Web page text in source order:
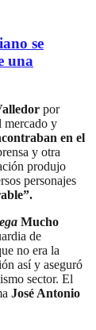
se
una
por
mercado y
en el
y otra
produjo
personajes
Mucho
de
no era la
así y aseguró
sector. El
José Antonio